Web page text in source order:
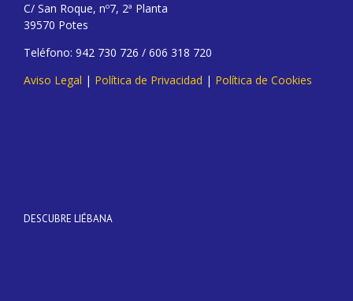
C/ San Roque, nº7, 2ª Planta
39570 Potes
Teléfono: 942 730 726 / 606 318 720
Aviso Legal | Política de Privacidad | Política de Cookies
DESCUBRE LIÉBANA